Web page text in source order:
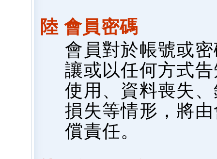
陸 會員密碼
會員對於帳號或
讓或以任何方式
使用、資料喪失
損失等情形，將
償責任。